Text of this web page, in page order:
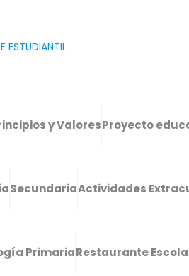
y ValoresProyecto
SecundariaActividades
PrimariaRestaurante